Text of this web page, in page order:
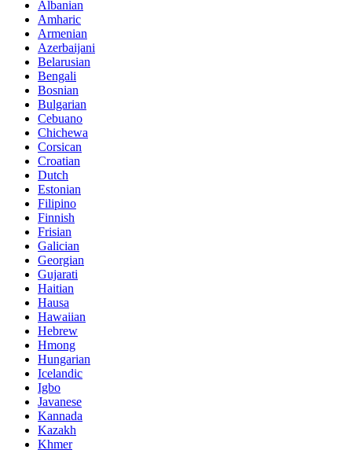
Albanian
Amharic
Armenian
Azerbaijani
Belarusian
Bengali
Bosnian
Bulgarian
Cebuano
Chichewa
Corsican
Croatian
Dutch
Estonian
Filipino
Finnish
Frisian
Galician
Georgian
Gujarati
Haitian
Hausa
Hawaiian
Hebrew
Hmong
Hungarian
Icelandic
Igbo
Javanese
Kannada
Kazakh
Khmer